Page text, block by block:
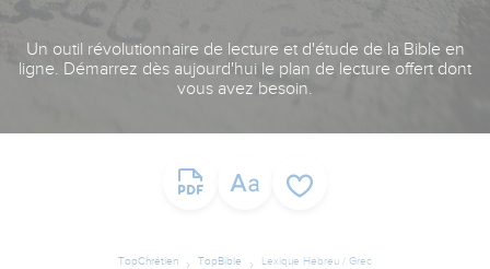
Un outil révolutionnaire de lecture et d'étude de la Bible en
ligne. Démarrez dès aujourd'hui le plan de lecture offert dont
vous avez besoin.
TopChrétien TopBible Lexique Hébreu / Grec